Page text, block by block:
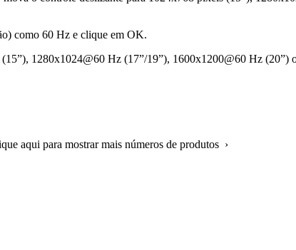
como 60 Hz e clique em OK.
1280x1024@60 Hz (17”/19”), 1600x1200@60 Hz
aqui para mostrar mais números de produtos ›